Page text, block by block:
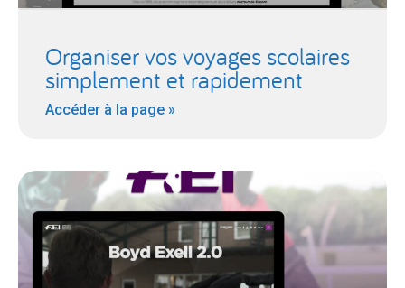
Organiser vos voyages scolaires
simplement et rapidement
Accéder à la page »